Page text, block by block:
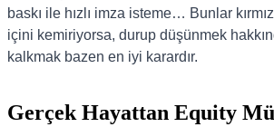
baskı ile hızlı imza isteme… Bunlar
içini kemiriyorsa, durup düşünmek
kalkmak bazen en iyi karardır.
Gerçek Hayattan Equity